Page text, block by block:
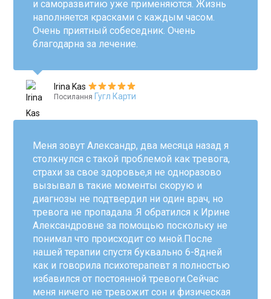
и саморазвитию уже применяются. Жизнь
наполняется красками с каждым часом.
Очень приятный собеседник. Очень
благодарна за лечение.
Irina Kas
Посилання Гугл Карти
Меня зовут Александр, два месяца назад я
столкнулся с такой проблемой как тревога,
страхи за свое здоровье,я не одноразово
вызывал в такие моменты скорую и
диагнозы не подтвердил ни один врач, но
тревога не пропадала .Я обратился к Ирине
Александровне за помощью поскольку не
понимал что происходит со мной.После
нашей терапии спустя буквально 6-8дней
как и говорила психотерапевт я полностью
избавился от постоянной тревоги.Сейчас
меня ничего не тревожит сон и физическая